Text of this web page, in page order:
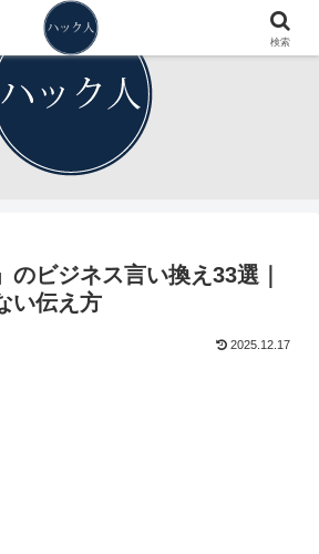
のビジネス言い換え33選｜
い伝え方
2025.12.17
検索